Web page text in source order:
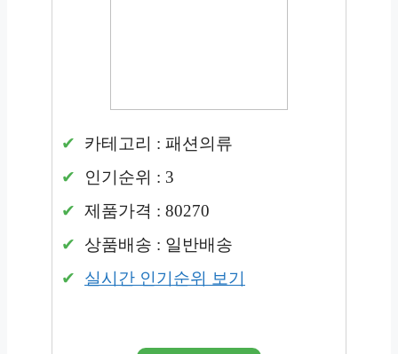
카테고리 : 패션의류
인기순위 : 3
제품가격 : 80270
상품배송 : 일반배송
실시간 인기순위 보기